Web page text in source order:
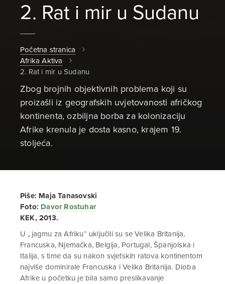
2. Rat i mir u Sudanu
Početna stranica
Afrika Aktiva
2. Rat i mir u Sudanu
Zbog brojnih objektivnih problema koji su
proizašli iz geografskih uvjetovanosti afričkog
kontinenta, ozbiljna borba za kolonizaciju
Afrike krenula je dosta kasno, krajem 19.
stoljeća.
Piše: Maja Tanasovski
Foto: Davor Rostuhar
KEK, 2013.
U „jagmu za Afriku“ uključili su se Velika Britanija,
Francuska, Njemačka, Belgija, Portugal, Španjolska i
Italija, s time da su nakon svjetskih ratova kontinentom
najviše dominirale Francuska i Velika Britanija. Dioba
Afrike u početku je bila samo preslikavanje